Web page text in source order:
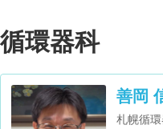
循環器科
善岡
札幌循